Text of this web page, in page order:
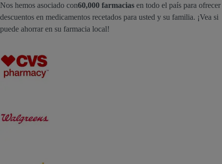
Nos hemos asociado con60,000 farmacias en todo el país para ofrecer
descuentos en medicamentos recetados para usted y su familia. ¡Vea si
puede ahorrar en su farmacia local!